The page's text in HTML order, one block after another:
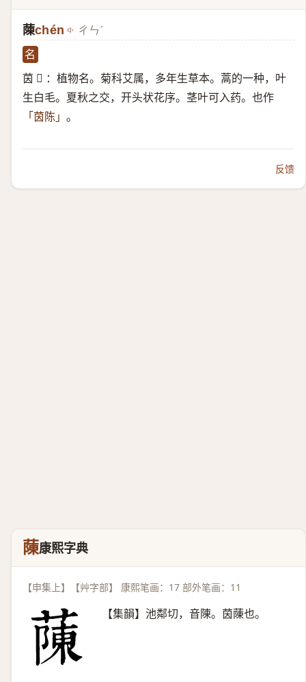
蔯chén ㄔㄣˊ
名
茵 𫈟 ：植物名。菊科艾属，多年生草本。蒿的一种，叶
生白毛。夏秋之交，开头状花序。茎叶可入药。也作
「茵陈」 。
反馈
蔯康熙字典
【申集上】【艸字部】 康熙笔画：17 部外笔画：11
【集韻】池鄰切，音陳。茵蔯也。